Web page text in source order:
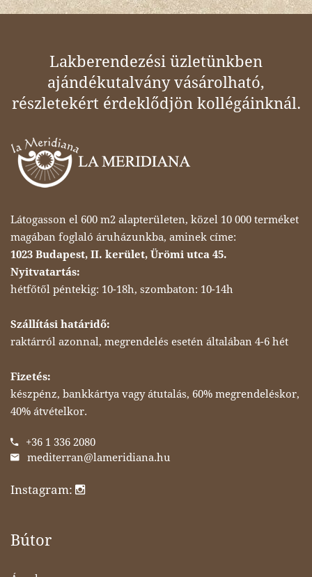
Lakberendezési üzletünkben
ajándékutalvány vásárolható,
részletekért érdeklődjön kollégáinknál.
Látogasson el 600 m2 alapterületen, közel 10 000 terméket
magában foglaló áruházunkba, aminek címe:
1023 Budapest, II. kerület, Ürömi utca 45.
Nyitvatartás:
hétfőtől péntekig: 10-18h, szombaton: 10-14h
Szállítási határidő:
raktárról azonnal, megrendelés esetén általában 4-6 hét
Fizetés:
készpénz, bankkártya vagy átutalás, 60% megrendeléskor,
40% átvételkor.
+36 1 336 2080
mediterran@lameridiana.hu
Instagram:
Bútor